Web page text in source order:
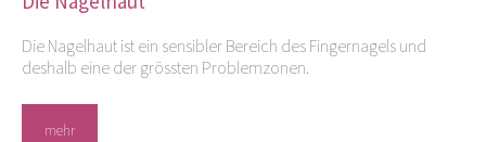
Die Nagelhaut ist ein sensibler Bereich des Fingernagels und
deshalb eine der grössten Problemzonen.
mehr